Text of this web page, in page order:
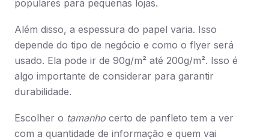
populares para pequenas lojas.
Além disso, a espessura do papel varia. Isso
depende do tipo de negócio e como o flyer será
usado. Ela pode ir de 90g/m² até 200g/m². Isso é
algo importante de considerar para garantir
durabilidade.
Escolher o tamanho certo de panfleto tem a ver
com a quantidade de informação e quem vai